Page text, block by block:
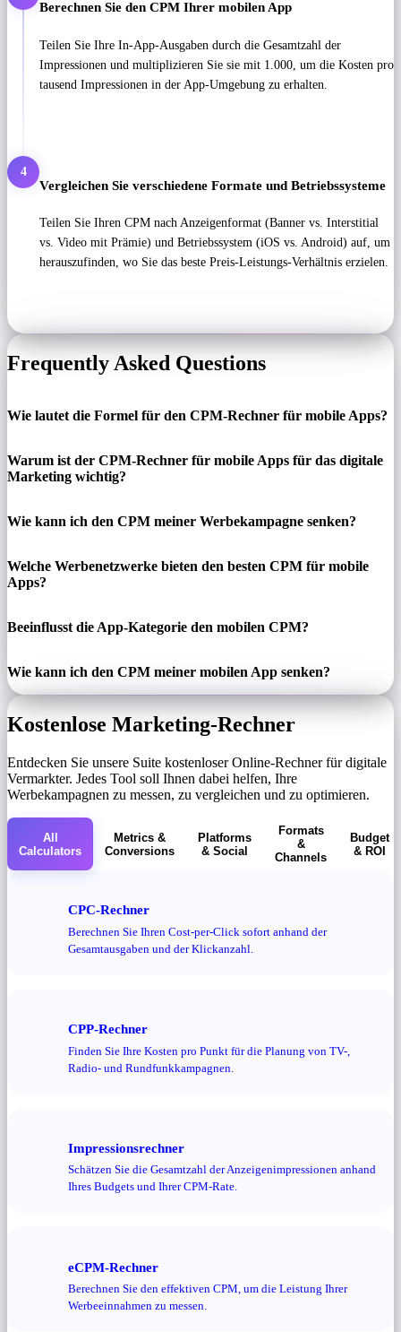
Berechnen Sie den CPM Ihrer mobilen App
Teilen Sie Ihre In-App-Ausgaben durch die Gesamtzahl der
Impressionen und multiplizieren Sie sie mit 1.000, um die Kosten pro
tausend Impressionen in der App-Umgebung zu erhalten.
4
Vergleichen Sie verschiedene Formate und Betriebssysteme
Teilen Sie Ihren CPM nach Anzeigenformat (Banner vs. Interstitial
vs. Video mit Prämie) und Betriebssystem (iOS vs. Android) auf, um
herauszufinden, wo Sie das beste Preis-Leistungs-Verhältnis erzielen.
Frequently Asked Questions
Wie lautet die Formel für den CPM-Rechner für mobile Apps?
Warum ist der CPM-Rechner für mobile Apps für das digitale
Marketing wichtig?
Wie kann ich den CPM meiner Werbekampagne senken?
Welche Werbenetzwerke bieten den besten CPM für mobile
Apps?
Beeinflusst die App-Kategorie den mobilen CPM?
Wie kann ich den CPM meiner mobilen App senken?
Kostenlose Marketing-Rechner
Entdecken Sie unsere Suite kostenloser Online-Rechner für digitale
Vermarkter. Jedes Tool soll Ihnen dabei helfen, Ihre
Werbekampagnen zu messen, zu vergleichen und zu optimieren.
All
Calculators
Metrics &
Conversions
Platforms
& Social
Formats
&
Channels
Budget
& ROI
CPC-Rechner
Berechnen Sie Ihren Cost-per-Click sofort anhand der
Gesamtausgaben und der Klickanzahl.
CPP-Rechner
Finden Sie Ihre Kosten pro Punkt für die Planung von TV-,
Radio- und Rundfunkkampagnen.
Impressionsrechner
Schätzen Sie die Gesamtzahl der Anzeigenimpressionen anhand
Ihres Budgets und Ihrer CPM-Rate.
eCPM-Rechner
Berechnen Sie den effektiven CPM, um die Leistung Ihrer
Werbeeinnahmen zu messen.